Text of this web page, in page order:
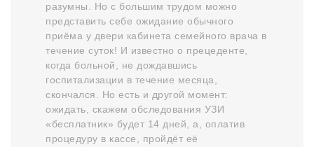
разумны. Но с большим трудом можно
представить себе ожидание обычного
приёма у двери кабинета семейного врача в
течение суток! И известно о прецеденте,
когда больной, не дождавшись
госпитализации в течение месяца,
скончался. Но есть и другой момент:
ожидать, скажем обследования УЗИ
«бесплатник» будет 14 дней, а, оплатив
процедуру в кассе, пройдёт её